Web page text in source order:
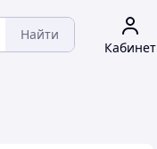
Найти
Кабинет